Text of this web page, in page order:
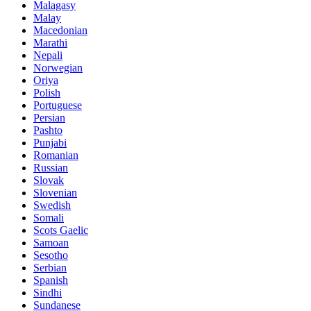
Malagasy
Malay
Macedonian
Marathi
Nepali
Norwegian
Oriya
Polish
Portuguese
Persian
Pashto
Punjabi
Romanian
Russian
Slovak
Slovenian
Swedish
Somali
Scots Gaelic
Samoan
Sesotho
Serbian
Spanish
Sindhi
Sundanese